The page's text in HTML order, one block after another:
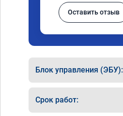
Оставить отзыв
Блок управления (ЭБУ):
Срок работ: